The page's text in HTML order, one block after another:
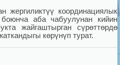
жергиликтүү координациялык
аба чабуулунан кийин
жайгаштырган сүрөттөрдө
көрүнүп турат.